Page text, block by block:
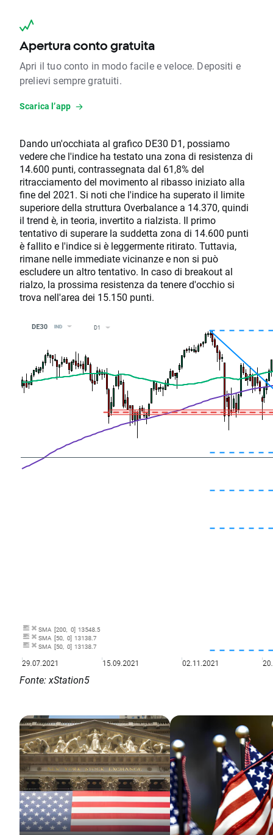
Apertura conto gratuita
Apri il tuo conto in modo facile e veloce. Depositi e
prelievi sempre gratuiti.
Scarica l’app
Dando un'occhiata al grafico DE30 D1, possiamo
vedere che l'indice ha testato una zona di resistenza di
14.600 punti, contrassegnata dal 61,8% del
ritracciamento del movimento al ribasso iniziato alla
fine del 2021. Si noti che l'indice ha superato il limite
superiore della struttura Overbalance a 14.370, quindi
il trend è, in teoria, invertito a rialzista. Il primo
tentativo di superare la suddetta zona di 14.600 punti
è fallito e l'indice si è leggermente ritirato. Tuttavia,
rimane nelle immediate vicinanze e non si può
escludere un altro tentativo. In caso di breakout al
rialzo, la prossima resistenza da tenere d'occhio si
trova nell'area dei 15.150 punti.
Fonte: xStation5